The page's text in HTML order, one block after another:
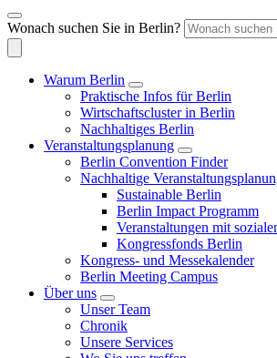
Wonach suchen Sie in Berlin?
Warum Berlin
Praktische Infos für Berlin
Wirtschaftscluster in Berlin
Nachhaltiges Berlin
Veranstaltungsplanung
Berlin Convention Finder
Nachhaltige
Sustainable Berlin
Berlin Impact Programm
Veranstaltungen mit
Kongressfonds Berlin
Kongress- und Messekalender
Berlin Meeting Campus
Über uns
Unser Team
Chronik
Unsere Services